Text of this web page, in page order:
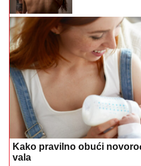
Kako pravilno obući
vala